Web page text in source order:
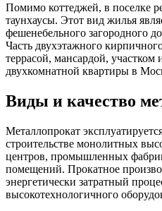
Помимо коттеджей, в поселке
таунхаусы. Этот вид жилья
фешенебельного загородного
Часть двухэтажного
террасой, мансардой, участком
двухкомнатной квартиры в
Виды и качество
Металлопрокат
строительстве монолитных
центров, промышленных
помещений. Прокатное
энергетически затратный
высокотехнологичного